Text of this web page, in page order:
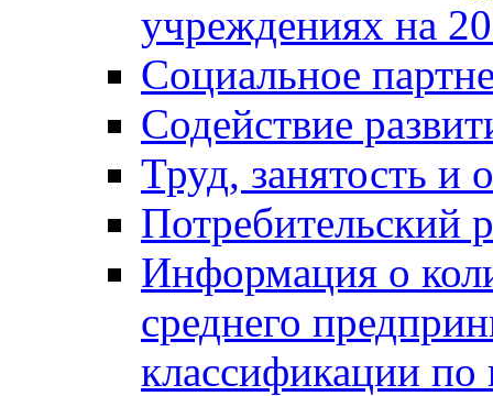
учреждениях на
Социальное
Содействие
Труд, занятость и
Потребительский
Информация о
среднего
классификации